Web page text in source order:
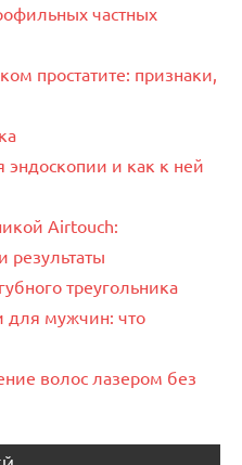
частных
простатите: признаки,
эндоскопии и как к ней
Airtouch:
результаты
треугольника
для мужчин: что
волос лазером без